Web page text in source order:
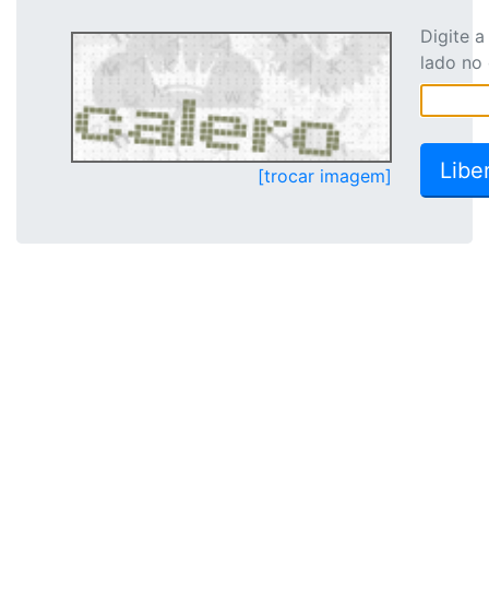
[trocar imagem]
Digite
lado no